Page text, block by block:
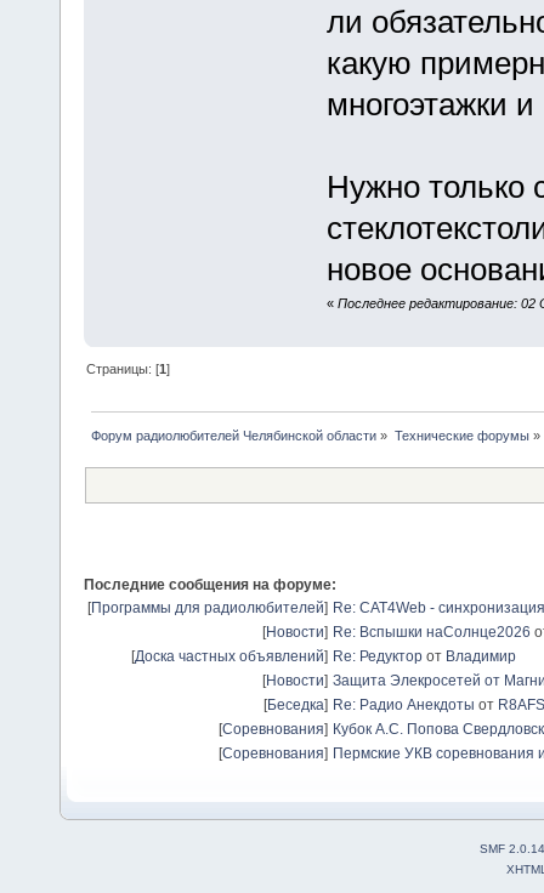
ли
какую
многоэтажки
Нужно только
новое
« Последнее редактирование:
Страницы: [1]
Форум радиолюбителей Челябинской области » Технические форумы»
Последние сообщения на форуме:
[Программы для радиолюбителей] Re: CAT4Web -
[Новости] Re: Вспышки наСолнце2026
[Доска частных объявлений] Re: Редуктор от Владимир
[Новости] Защита Элекросетей от
[Беседка] Re: Радио Анекдоты от R8AFS
[Соревнования] Кубок А.С. Попова
[Соревнования] Пермские УКВ соревнования
SMF 2.0.14